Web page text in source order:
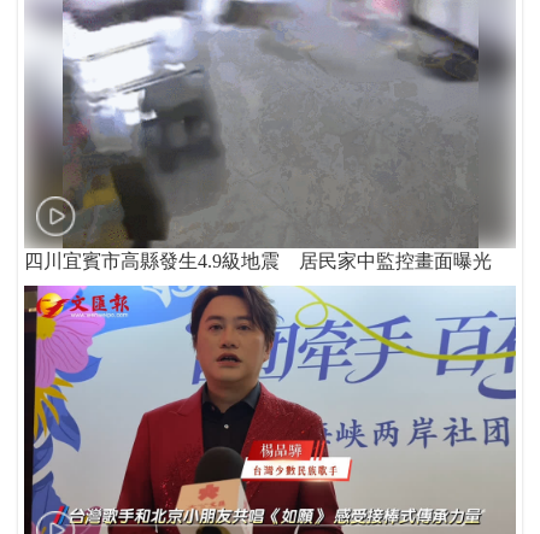
四川宜賓市高縣發生4.9級地震 居民家中監控畫面曝光